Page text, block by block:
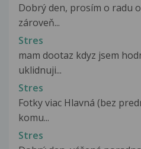
Dobrý den, prosím o radu
zároveň...
Stres
mam dootaz kdyz jsem
uklidnuji...
Stres
Fotky viac Hlavná (bez
komu...
Stres